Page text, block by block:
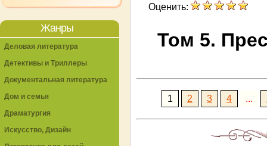
Оценить:
Том 5.
1 2 3 4 ...
Жанры
Деловая литература
Детективы и Триллеры
Документальная литература
Дом и семья
Драматургия
Искусство, Дизайн